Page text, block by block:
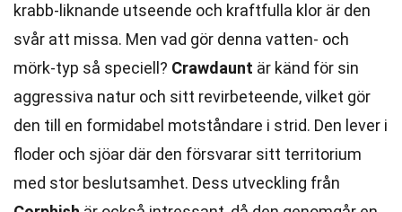
krabb-liknande utseende och kraftfulla klor är den
svår att missa. Men vad gör denna vatten- och
mörk-typ så speciell? Crawdaunt är känd för sin
aggressiva natur och sitt revirbeteende, vilket gör
den till en formidabel motståndare i strid. Den lever i
floder och sjöar där den försvarar sitt territorium
med stor beslutsamhet. Dess utveckling från